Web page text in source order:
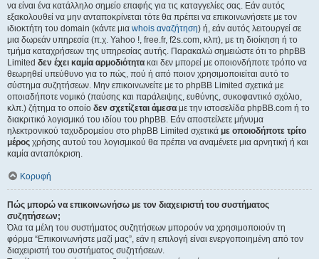
να είναι ένα κατάλληλο σημείο επαφής για τις καταγγελίες σας. Εάν αυτός
εξακολουθεί να μην ανταποκρίνεται τότε θα πρέπει να επικοινωνήσετε με τον
ιδιοκτήτη του domain (κάντε μια whois αναζήτηση) ή, εάν αυτός λειτουργεί σε
μια δωρεάν υπηρεσία (π.χ. Yahoo !, free.fr, f2s.com, κλπ), με τη διοίκηση ή το
τμήμα καταχρήσεων της υπηρεσίας αυτής. Παρακαλώ σημειώστε ότι το phpBB
Limited δεν έχει καμία αρμοδιότητα και δεν μπορεί με οποιονδήποτε τρόπο να
θεωρηθεί υπεύθυνο για το πώς, πού ή από ποιον χρησιμοποιείται αυτό το
σύστημα συζητήσεων. Μην επικοινωνείτε με το phpBB Limited σχετικά με
οποιαδήποτε νομικό (παύσης και παράλειψης, ευθύνης, συκοφαντικό σχόλιο,
κλπ.) ζήτημα το οποίο δεν σχετίζεται άμεσα με την ιστοσελίδα phpBB.com ή το
διακριτικό λογισμικό του ιδίου του phpBB. Εάν αποστείλετε μήνυμα
ηλεκτρονικού ταχυδρομείου στο phpBB Limited σχετικά με οποιοδήποτε τρίτο
μέρος χρήσης αυτού του λογισμικού θα πρέπει να αναμένετε μια αρνητική ή και
καμία ανταπόκριση.
Κορυφή
Πώς μπορώ να επικοινωνήσω με τον διαχειριστή του συστήματος
συζητήσεων;
Όλα τα μέλη του συστήματος συζητήσεων μπορούν να χρησιμοποιούν τη
φόρμα “Επικοινωνήστε μαζί μας”, εάν η επιλογή είναι ενεργοποιημένη από τον
διαχειριστή του συστήματος συζητήσεων.